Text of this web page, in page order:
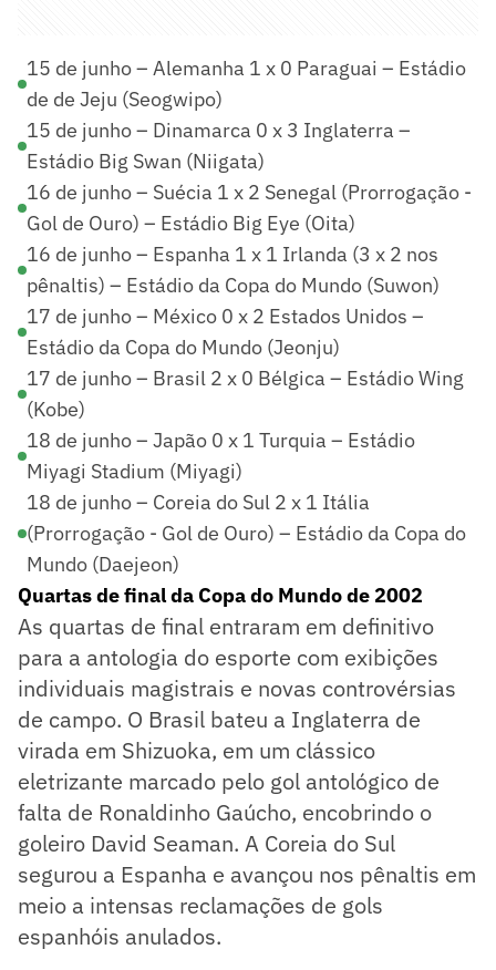
15 de junho – Alemanha 1 x 0 Paraguai – Estádio
de de Jeju (Seogwipo)
15 de junho – Dinamarca 0 x 3 Inglaterra –
Estádio Big Swan (Niigata)
16 de junho – Suécia 1 x 2 Senegal (Prorrogação -
Gol de Ouro) – Estádio Big Eye (Oita)
16 de junho – Espanha 1 x 1 Irlanda (3 x 2 nos
pênaltis) – Estádio da Copa do Mundo (Suwon)
17 de junho – México 0 x 2 Estados Unidos –
Estádio da Copa do Mundo (Jeonju)
17 de junho – Brasil 2 x 0 Bélgica – Estádio Wing
(Kobe)
18 de junho – Japão 0 x 1 Turquia – Estádio
Miyagi Stadium (Miyagi)
18 de junho – Coreia do Sul 2 x 1 Itália
(Prorrogação - Gol de Ouro) – Estádio da Copa do
Mundo (Daejeon)
Quartas de final da Copa do Mundo de 2002
As quartas de final entraram em definitivo
para a antologia do esporte com exibições
individuais magistrais e novas controvérsias
de campo. O Brasil bateu a Inglaterra de
virada em Shizuoka, em um clássico
eletrizante marcado pelo gol antológico de
falta de Ronaldinho Gaúcho, encobrindo o
goleiro David Seaman. A Coreia do Sul
segurou a Espanha e avançou nos pênaltis em
meio a intensas reclamações de gols
espanhóis anulados.